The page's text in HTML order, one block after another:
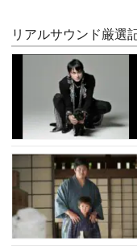
リアルサウンド厳選